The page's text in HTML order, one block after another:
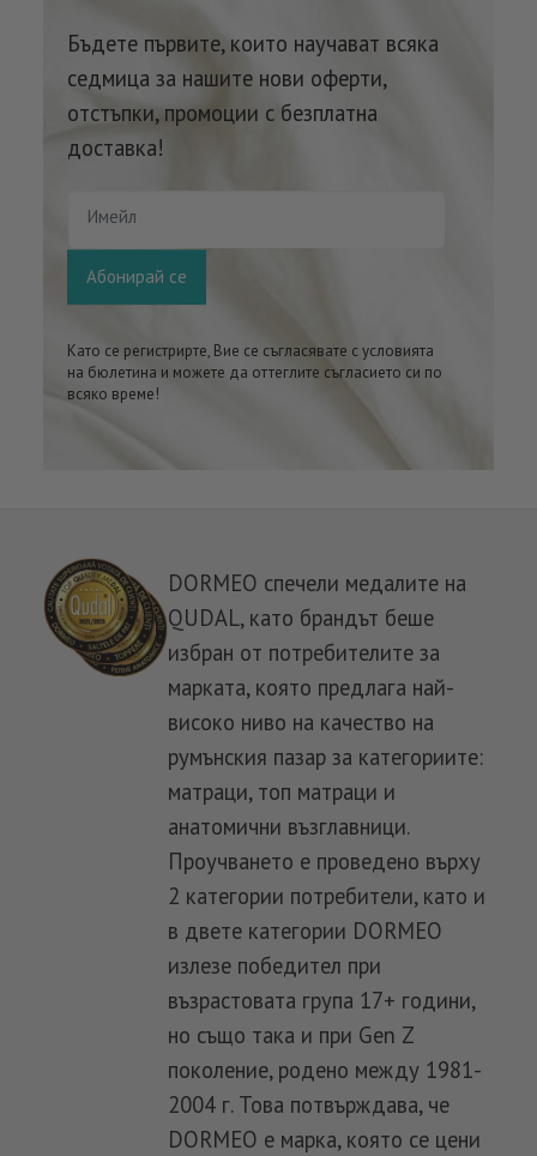
Бъдете първите, които научават всяка
седмица за нашите нови оферти,
отстъпки, промоции с безплатна
доставка!
Имейл
Абонирай се
Като се регистрирте, Вие се съгласявате с условията
на бюлетина и можете да оттеглите съгласието си по
всяко време!
DORMEO спечели медалите на
QUDAL, като брандът беше
избран от потребителите за
марката, която предлага най-
високо ниво на качество на
румънския пазар за категориите:
матраци, топ матраци и
анатомични възглавници.
Проучването е проведено върху
2 категории потребители, като и
в двете категории DORMEO
излезе победител при
възрастовата група 17+ години,
но също така и при Gen Z
поколение, родено между 1981-
2004 г. Това потвърждава, че
DORMEO е марка, която се цени